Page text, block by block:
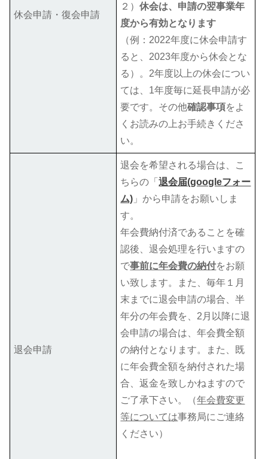
休会申請・復会申請
２）休会は、申請の翌事業年
度から有効となります
（例：2022年度に休会申請す
ると、2023年度から休会とな
る）。2年度以上の休会につい
ては、1年度毎に延長申請が必
要です。その他確認事項をよ
くお読みの上お手続きくださ
い。
退会申請
退会を希望される場合は、こ
ちらの「退会届(googleフォー
ム) 」から申請をお願いしま
す。
年会費納付済であることを確
認後、退会処理を行いますの
で事前に年会費の納付をお願
い致します。また、毎年１月
末までに退会申請の場合、半
年分の年会費を、2月以降に退
会申請の場合は、年会費全額
の納付となります。また、既
に年会費全額を納付された場
合、返金を致しかねますので
ご了承下さい。（年会費変更
等については事務局にご連絡
ください）